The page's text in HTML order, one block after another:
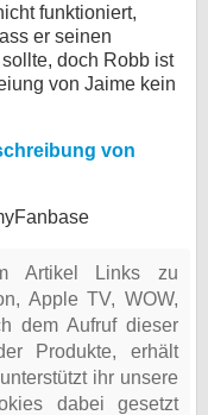
funktioniert,
er seinen
doch Robb ist
von Jaime kein
von
Artikel Links zu
Apple TV, WOW,
dem Aufruf dieser
Produkte, erhält
ihr unsere
dabei gesetzt